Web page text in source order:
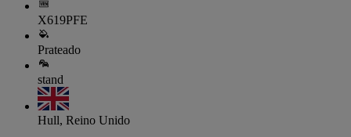
X619PFE
Prateado
stand
Hull, Reino Unido